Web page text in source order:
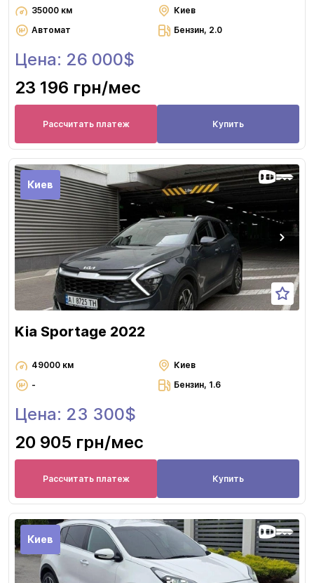
35000 км
Киев
Автомат
Бензин, 2.0
Цена: 26 000$
23 196 грн/мес
Рассчитать платеж Купить
Киев
Kia Sportage 2022
49000 км
Киев
-
Бензин, 1.6
Цена: 23 300$
20 905 грн/мес
Рассчитать платеж Купить
Киев